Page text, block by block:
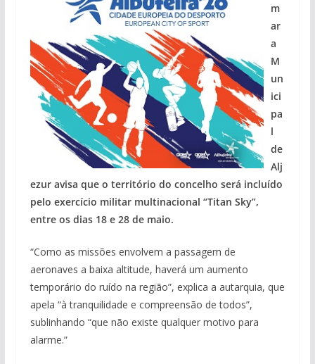
m
ar
a
M
un
ici
pa
l
de
Alj
ezur avisa que o território do concelho será incluído
pelo exercício militar multinacional “Titan Sky”,
entre os dias 18 e 28 de maio.
“Como as missões envolvem a passagem de
aeronaves a baixa altitude, haverá um aumento
temporário do ruído na região”, explica a autarquia, que
apela “à tranquilidade e compreensão de todos”,
sublinhando “que não existe qualquer motivo para
alarme.”